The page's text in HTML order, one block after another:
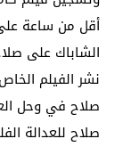
أقل من ساعة
الشاباك على
نشر الفيلم
صلاح في وحل
صلاح للعدالة